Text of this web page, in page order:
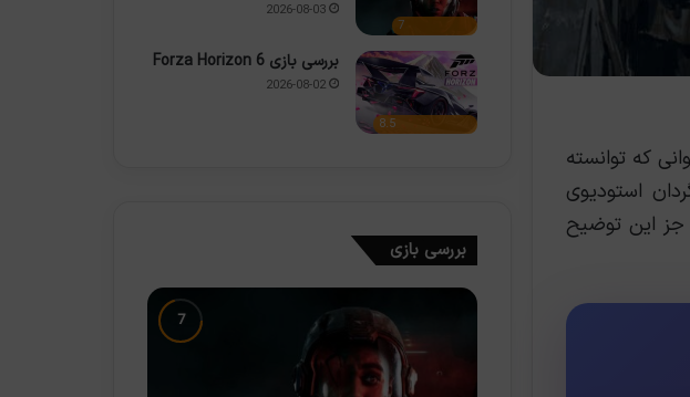
که توانسته
استودیوی
این توضیح
7
2026-08-03
8.5
بررسی بازی Forza Horizon 6
2026-08-02
بررسی بازی